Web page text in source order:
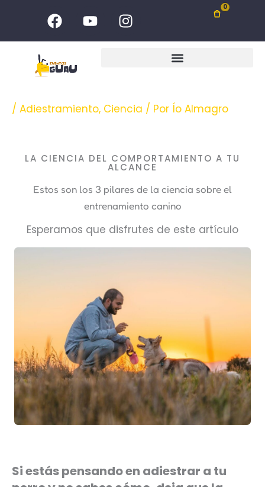
contenido
F
a
c
e
b
o
k
Y
o
u
e
I
n
s
r
a
0
/ Adiestramiento, Ciencia / Por Ío Almagro
LA CIENCIA DEL COMPORTAMIENTO A TU
ALCANCE
Estos son los 3 pilares de la ciencia sobre el
entrenamiento canino
Esperamos que disfrutes de este artículo
Si estás pensando en adiestrar a tu